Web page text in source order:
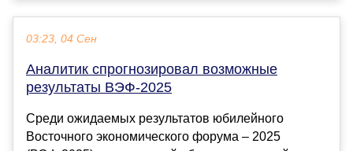
03:23, 04 Сен
Аналитик спрогнозировал возможные
результаты ВЭФ-2025
Среди ожидаемых результатов юбилейного
Восточного экономического форума – 2025